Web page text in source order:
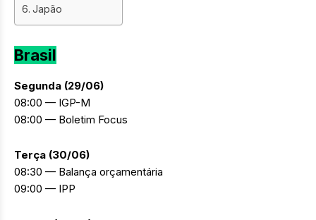
Japão
Brasil
Segunda (29/06)
08:00 — IGP-M
08:00 — Boletim Focus
Terça (30/06)
08:30 — Balança orçamentária
09:00 — IPP